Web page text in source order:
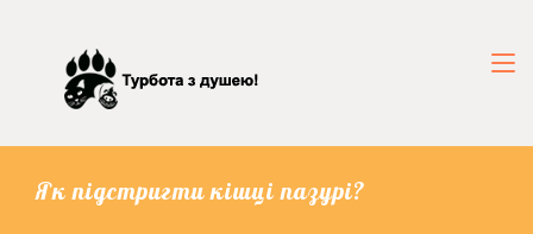
Як підстригти кішці пазурі?